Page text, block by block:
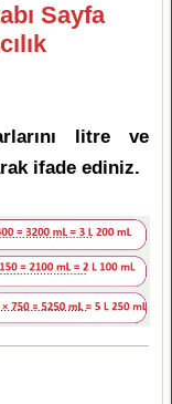
Sayfa
litre ve
ifade ediniz.